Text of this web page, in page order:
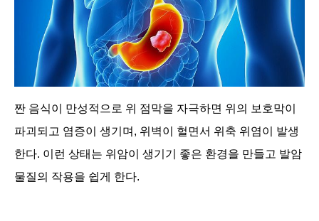
짠 음식이 만성적으로 위 점막을 자극하면 위의 보호막이
파괴되고 염증이 생기며, 위벽이 헐면서 위축 위염이 발생
한다. 이런 상태는 위암이 생기기 좋은 환경을 만들고 발암
물질의 작용을 쉽게 한다.